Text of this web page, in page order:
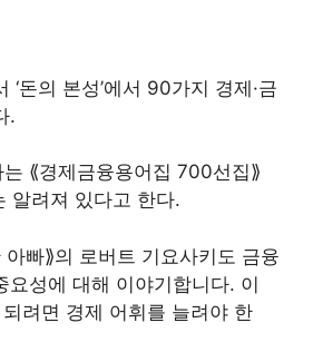
‘돈의 본성’에서 90가지 경제·금
.
⟪경제금융용어집 700선집⟫
알려져 있다고 한다.
빠⟫의 로버트 기요사키도 금융
요성에 대해 이야기합니다. 이
려면 경제 어휘를 늘려야 한